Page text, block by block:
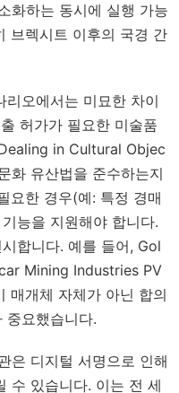
화하는 동시에 실행 가능
브렉시트 이후의 국경 간
오에서는 미묘한 차이
허가가 필요한 미술품
in Cultural Objec
화 유산법을 준수하는지
요한 경우(예: 특정 경매
능을 지원해야 합니다.
합니다. 예를 들어, Gol
Mining Industries PV
매개체 자체가 아닌 합의
중요했습니다.
은 디지털 서명으로 인해
수 있습니다. 이는 전 세